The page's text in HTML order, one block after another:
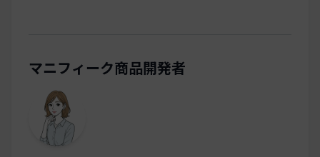
マニフィーク商品開発者